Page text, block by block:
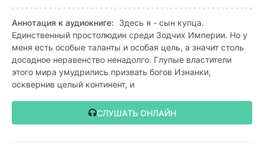
Аннотация к аудиокниге:
Здесь я - сын купца.
Единственный простолюдин среди Зодчих Империи. Но у
меня есть особые таланты и особая цель, а значит столь
досадное неравенство ненадолго. Глупые властители
этого мира умудрились призвать богов Изнанки,
осквернив целый континент, и
СЛУШАТЬ ОНЛАЙН